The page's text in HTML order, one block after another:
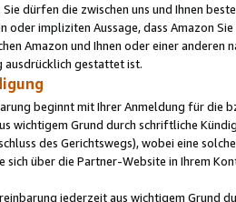
dürfen die zwischen uns und Ihnen
oder impliziten Aussage, dass Amazon
Amazon und Ihnen oder einer
ausdrücklich gestattet ist.
beginnt mit Ihrer Anmeldung für die
wichtigem Grund durch schriftliche
des Gerichtswegs), wobei eine
sich über die Partner-Website in Ihrem
jederzeit aus wichtigem Grund